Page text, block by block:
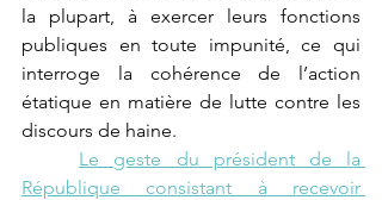
la plupart, à exercer leurs fonctions
publiques en toute impunité, ce qui
interroge la cohérence de l’action
étatique en matière de lutte contre les
discours de haine.
Le geste du président de la
République consistant à recevoir